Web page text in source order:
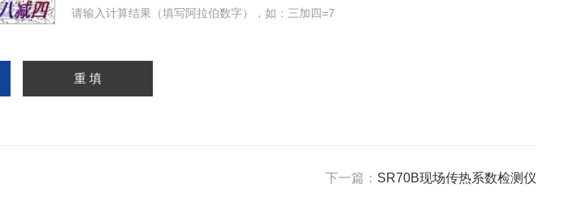
请输入计算结果（填写阿拉伯数字），如：三加四=7
下一篇： SR70B现场传热系数检测仪